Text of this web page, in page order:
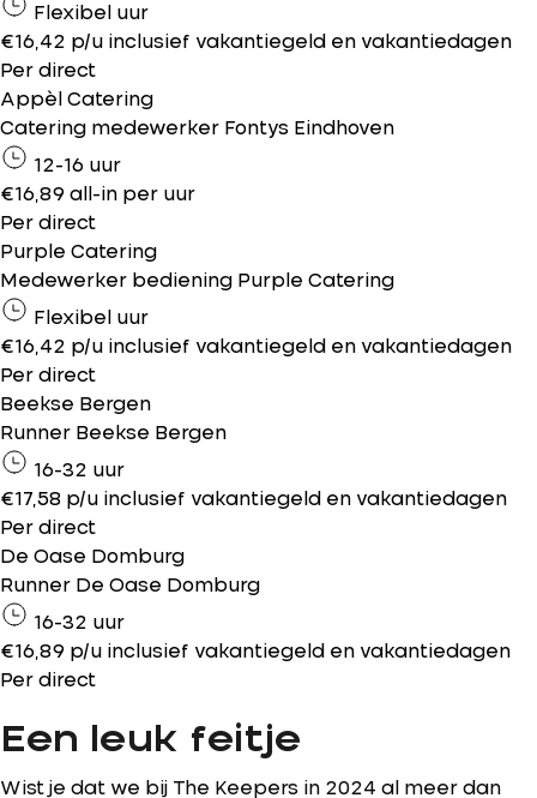
Flexibel uur
€16,42 p/u inclusief vakantiegeld en vakantiedagen
Per direct
Appèl Catering
Catering medewerker Fontys Eindhoven
12-16 uur
€16,89 all-in per uur
Per direct
Purple Catering
Medewerker bediening Purple Catering
Flexibel uur
€16,42 p/u inclusief vakantiegeld en vakantiedagen
Per direct
Beekse Bergen
Runner Beekse Bergen
16-32 uur
€17,58 p/u inclusief vakantiegeld en vakantiedagen
Per direct
De Oase Domburg
Runner De Oase Domburg
16-32 uur
€16,89 p/u inclusief vakantiegeld en vakantiedagen
Per direct
Een leuk feitje
Wist je dat we bij The Keepers in 2024 al meer dan